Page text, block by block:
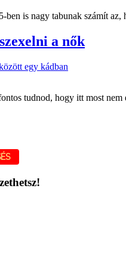
is nagy tabunak számít az,
a nők
tudnod, hogy itt most nem